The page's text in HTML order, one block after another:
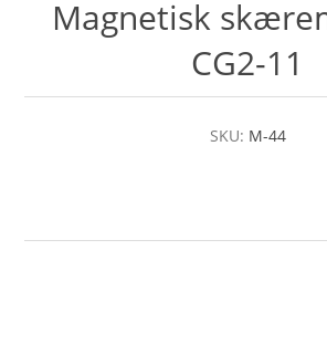
Magnetisk
CG2-11
SKU: M-44